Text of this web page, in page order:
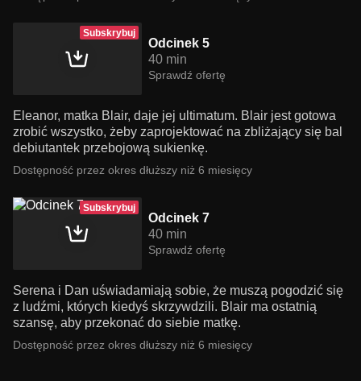
Subskrybuj
Odcinek 5
40 min
Sprawdź ofertę
Eleanor, matka Blair, daje jej ultimatum. Blair jest gotowa
zrobić wszystko, żeby zaprojektować na zbliżający się bal
debiutantek przebojową sukienkę.
Dostępność przez okres dłuższy niż 6 miesięcy
Subskrybuj
Odcinek 7
40 min
Sprawdź ofertę
Serena i Dan uświadamiają sobie, że muszą pogodzić się
z ludźmi, których kiedyś skrzywdzili. Blair ma ostatnią
szansę, aby przekonać do siebie matkę.
Dostępność przez okres dłuższy niż 6 miesięcy